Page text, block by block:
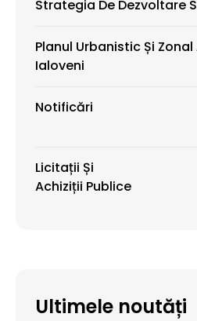
Strategia De Dezvoltare
Planul Urbanistic Și Zonal
Ialoveni
Notificări
Licitații Și
Achiziții Publice
Ultimele noutăți